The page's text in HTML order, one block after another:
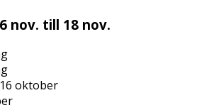
nov. till 18 nov.
16 oktober